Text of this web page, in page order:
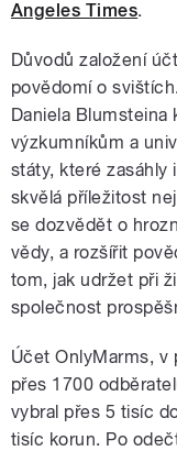
Angeles Times.
Důvodů založení
povědomí o
Daniela Blumsteina
výzkumníkům a
státy, které zasáhly
skvělá příležitost
se dozvědět o
vědy, a rozšířit
tom, jak udržet při
společnost
Účet OnlyMarms, v
přes 1700
vybral přes 5 tisíc
tisíc korun. Po